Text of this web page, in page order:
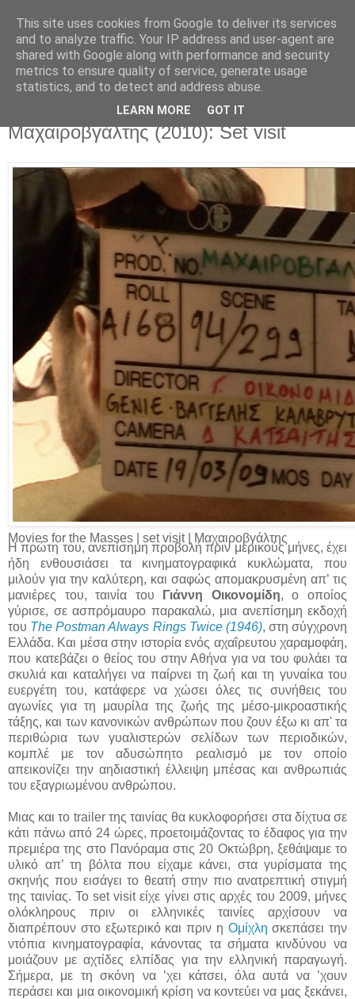
Movies For The Masses
Challenging common sense since 2004
Saturday, July 10, 2010
Μαχαιροβγάλτης (2010): Set visit
Movies for the Masses | set visit | Μαχαιροβγάλτης
Η πρώτη του, ανεπίσημη προβολή πριν μερικούς μήνες, έχει
ήδη ενθουσιάσει τα κινηματογραφικά κυκλώματα, που
μιλούν για την καλύτερη, και σαφώς απομακρυσμένη απ’ τις
μανιέρες του, ταινία του
Γιάννη Οικονομίδη, ο οποίος
γύρισε, σε ασπρόμαυρο παρακαλώ, μια ανεπίσημη εκδοχή
του The Postman Always Rings Twice (1946), στη σύγχρονη
Ελλάδα. Και μέσα στην ιστορία ενός αχαΐρευτου χαραμοφάη,
που κατεβάζει ο θείος του στην Αθήνα για να του φυλάει τα
σκυλιά και καταλήγει να παίρνει τη ζωή και τη γυναίκα του
ευεργέτη του, κατάφερε να χώσει όλες τις συνήθεις του
αγωνίες για τη μαυρίλα της ζωής της μέσο-μικροαστικής
τάξης, και των κανονικών ανθρώπων που ζουν έξω κι απ' τα
περιθώρια των γυαλιστερών σελίδων των περιοδικών,
κομπλέ με τον αδυσώπητο ρεαλισμό με τον οποίο
απεικονίζει την αηδιαστική έλλειψη μπέσας και ανθρωπιάς
του εξαγριωμένου ανθρώπου.
Μιας και το trailer της ταινίας θα κυκλοφορήσει στα δίχτυα σε
κάτι πάνω από 24 ώρες, προετοιμάζοντας το έδαφος για την
πρεμιέρα της στο Πανόραμα στις 20 Οκτώβρη, ξεθάψαμε το
υλικό απ’ τη βόλτα που είχαμε κάνει, στα γυρίσματα της
σκηνής που εισάγει το θεατή στην πιο ανατρεπτική στιγμή
της ταινίας. Το set visit είχε γίνει στις αρχές του 2009, μήνες
ολόκληρους πριν οι ελληνικές ταινίες αρχίσουν να
διαπρέπουν στο εξωτερικό και πριν η Ομίχλη σκεπάσει την
ντόπια κινηματογραφία, κάνοντας τα σήματα κινδύνου να
μοιάζουν με αχτίδες ελπίδας για την ελληνική παραγωγή.
Σήμερα, με τη σκόνη να ’χει κάτσει, όλα αυτά να ’χουν
περάσει και μια οικονομική κρίση να κοντεύει να μας ξεκάνει,
This site uses cookies from Google to deliver its services
and to analyze traffic. Your IP address and user-agent are
shared with Google along with performance and security
metrics to ensure quality of service, generate usage
statistics, and to detect and address abuse.
LEARN MORE GOT IT